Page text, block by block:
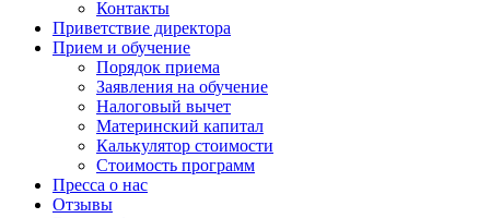
Контакты
Приветствие директора
Прием и обучение
Порядок приема
Заявления на обучение
Налоговый вычет
Материнский капитал
Калькулятор стоимости
Стоимость программ
Пресса о нас
Отзывы